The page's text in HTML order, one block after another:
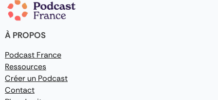
À PROPOS
Podcast France
Ressources
Créer un Podcast
Contact